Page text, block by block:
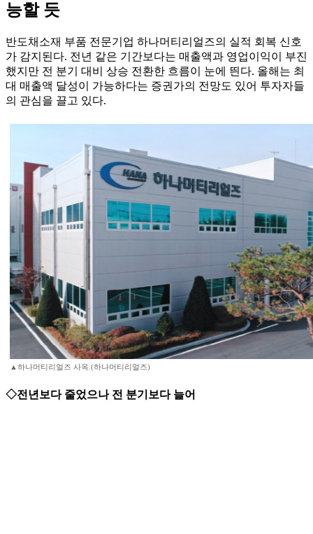
능할 듯
반도채소재 부품 전문기업 하나머티리얼즈의 실적 회복 신호
가 감지된다. 전년 같은 기간보다는 매출액과 영업이익이 부진
했지만 전 분기 대비 상승 전환한 흐름이 눈에 띈다. 올해는 최
대 매출액 달성이 가능하다는 증권가의 전망도 있어 투자자들
의 관심을 끌고 있다.
▲하나머티리얼즈 사옥.(하나머티리얼즈)
◇전년보다 줄었으나 전 분기보다 늘어